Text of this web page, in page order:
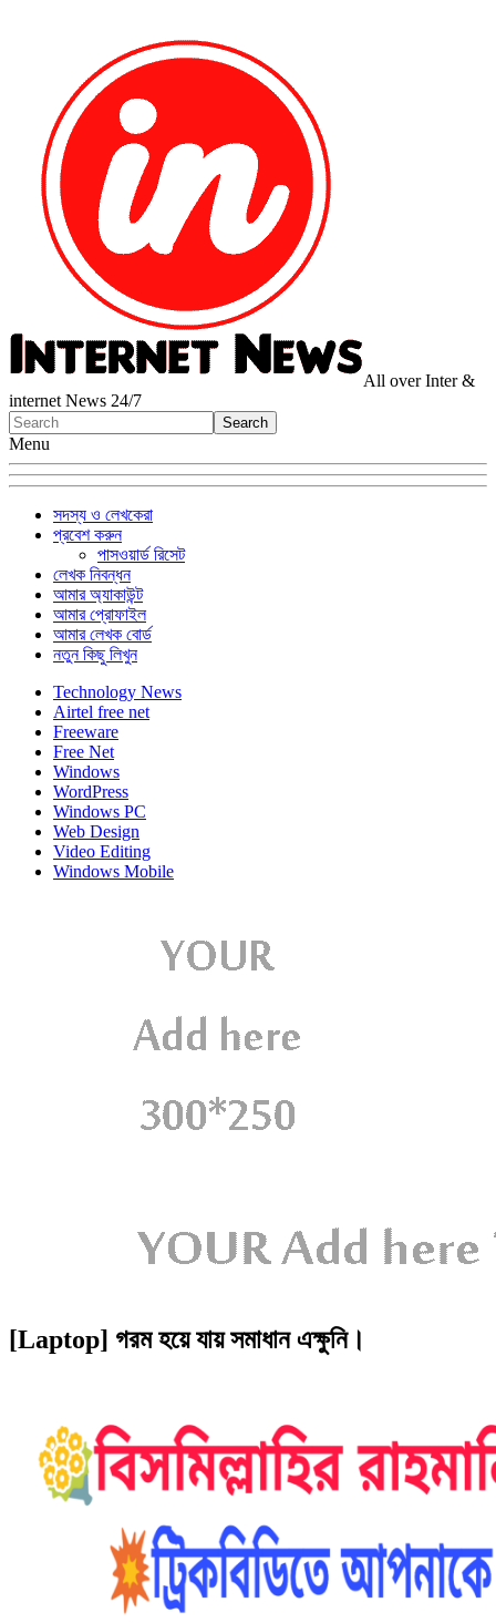
All over Inter &
internet News 24/7
Menu
সদস্য ও লেখকেরা
প্রবেশ করুন
পাসওয়ার্ড রিসেট
লেখক নিবন্ধন
আমার অ্যাকাউন্ট
আমার প্রোফাইল
আমার লেখক বোর্ড
নতুন কিছু লিখুন
Technology News
Airtel free net
Freeware
Free Net
Windows
WordPress
Windows PC
Web Design
Video Editing
Windows Mobile
[Laptop] গরম হয়ে যায় সমাধান এক্ষুনি।